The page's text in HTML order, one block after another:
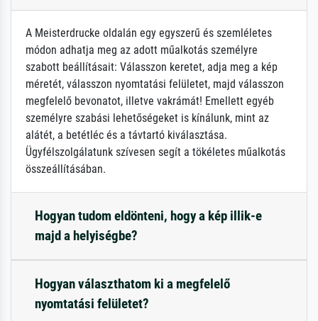
A Meisterdrucke oldalán egy egyszerű és szemléletes
módon adhatja meg az adott műalkotás személyre
szabott beállításait: Válasszon keretet, adja meg a kép
méretét, válasszon nyomtatási felületet, majd válasszon
megfelelő bevonatot, illetve vakrámát! Emellett egyéb
személyre szabási lehetőségeket is kínálunk, mint az
alátét, a betétléc és a távtartó kiválasztása.
Ügyfélszolgálatunk szívesen segít a tökéletes műalkotás
összeállításában.
Hogyan tudom eldönteni, hogy a kép illik-e
majd a helyiségbe?
Hogyan választhatom ki a megfelelő
nyomtatási felületet?